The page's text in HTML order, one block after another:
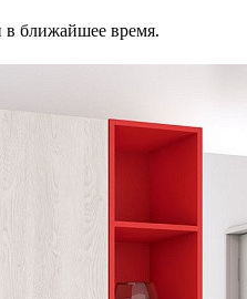
ближайшее время.